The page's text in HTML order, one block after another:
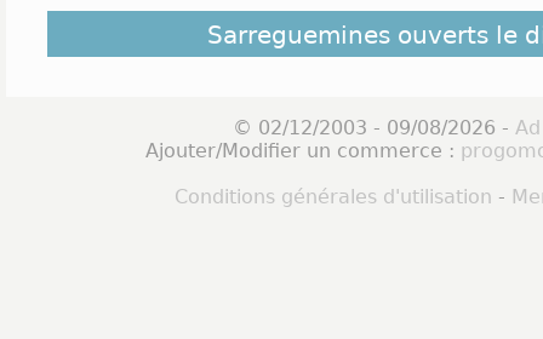
Sarreguemines ouverts le
© 02/12/2003 - 09/08/2026 -
Ajouter/Modifier un commerce :
Conditions générales d'utilisation -